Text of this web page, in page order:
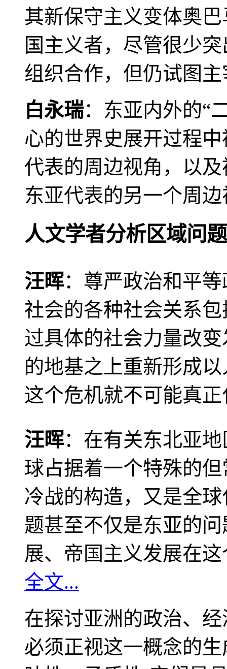
其新保守主义变体奥
国主义者，尽管很少
组织合作，但仍试图
白永瑞：东亚内外的“
心的世界史展开过程
代表的周边视角，以
东亚代表的另一个周
人文学者分析区域问题
汪晖：尊严政治和平
社会的各种社会关系
过具体的社会力量改
的地基之上重新形成
这个危机就不可能真
汪晖：在有关东北亚
球占据着一个特殊的
冷战的构造，又是全
题甚至不仅是东亚的
展、帝国主义发展在
全文...
在探讨亚洲的政治、
必须正视这一概念的